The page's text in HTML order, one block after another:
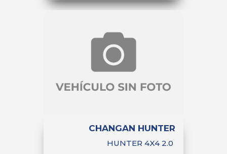
CHANGAN HUNTER
HUNTER 4X4 2.0